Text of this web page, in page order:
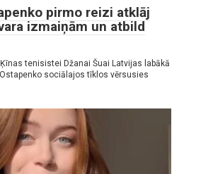
pirmo reizi atklāj
izmaiņām un atbild
tenisistei Džanai Šuai Latvijas labākā
sociālajos tīklos vērsusies